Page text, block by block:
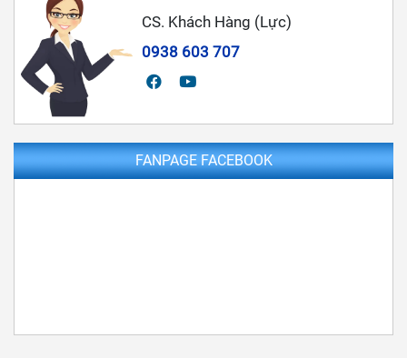
CS. Khách Hàng (Lực)
0938 603 707
FANPAGE FACEBOOK